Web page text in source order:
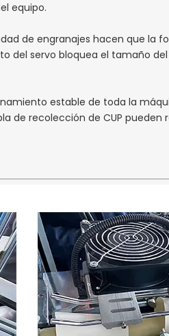
equipo.
de engranajes hacen que la
del servo bloquea el tamaño
estable de toda la
de recolección de CUP pueden